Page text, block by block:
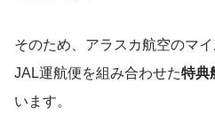
そのため、アラスカ航空のマ
JAL運航便を組み合わせた特典
います。